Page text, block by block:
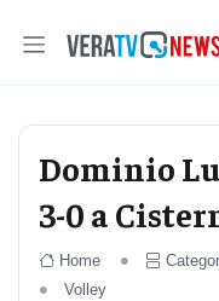
Dominio
3-0 a
Home
Volley